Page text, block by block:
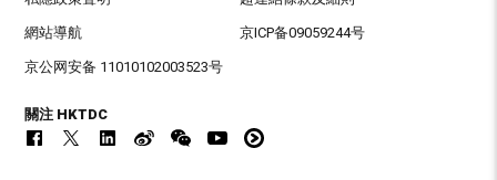
網站導航 京ICP备09059244号
京公网安备 11010102003523号
關注 HKTDC